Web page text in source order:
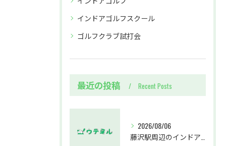
インドアゴルフスクール
ゴルフクラブ試打会
最近の投稿 Recent Posts
2026/08/06